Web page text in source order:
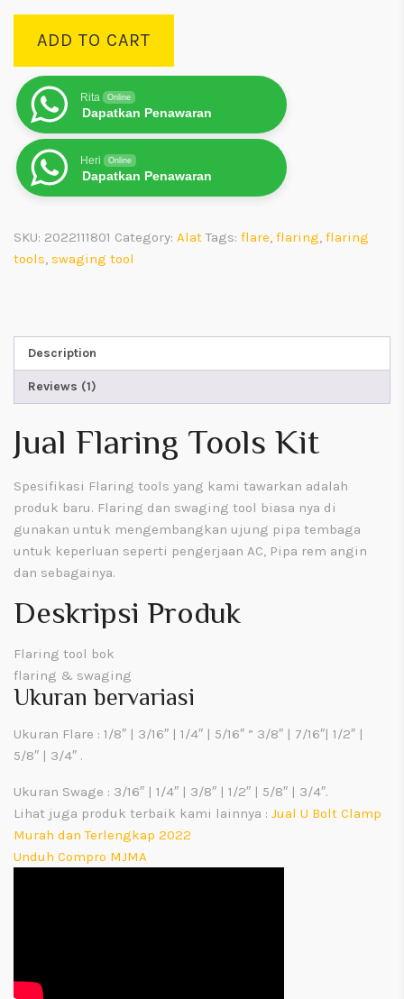
ADD TO CART
Rita Online
Dapatkan Penawaran
Heri Online
Dapatkan Penawaran
SKU: 2022111801 Category: Alat Tags: flare, flaring, flaring
tools, swaging tool
Description
Reviews (1)
Jual Flaring Tools Kit
Spesifikasi Flaring tools yang kami tawarkan adalah
produk baru. Flaring dan swaging tool biasa nya di
gunakan untuk mengembangkan ujung pipa tembaga
untuk keperluan seperti pengerjaan AC, Pipa rem angin
dan sebagainya.
Deskripsi Produk
Flaring tool bok
flaring & swaging
Ukuran bervariasi
Ukuran Flare : 1/8″ | 3/16″ | 1/4″ | 5/16″ ” 3/8″ | 7/16″| 1/2″ |
5/8″ | 3/4″ .
Ukuran Swage : 3/16″ | 1/4″ | 3/8″ | 1/2″ | 5/8″ | 3/4″.
Lihat juga produk terbaik kami lainnya : Jual U Bolt Clamp
Murah dan Terlengkap 2022
Unduh Compro MJMA